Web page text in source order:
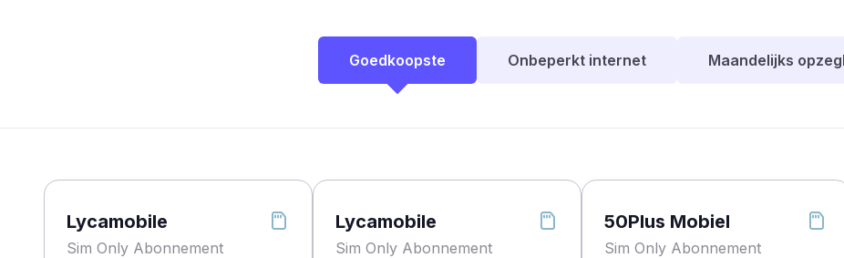
Goedkoopste Onbeperkt internet Maandelijks
Lycamobile
Sim Only Abonnement
Lycamobile
Sim Only Abonnement
50Plus Mobiel
Sim Only Abonnement